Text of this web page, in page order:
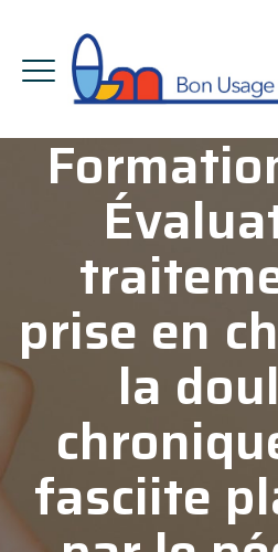
prise en
la
fasciite